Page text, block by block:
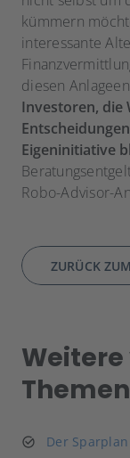
kümmern
interessante
diesen
Investoren, die
Eigeninitiative
Robo-Advisor-
ZURÜCK
Der